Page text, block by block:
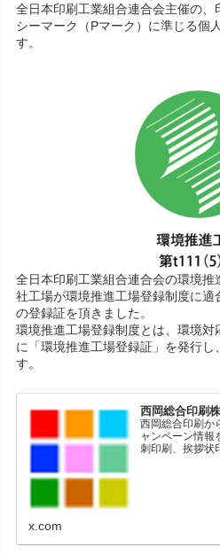
全日本印刷工業組合連合会主催の
シーマーク（Pマーク）に準じる個
す。
全日本印刷工業組合連合会の環境
社工場が環境推進工場登録制度に適
の登録証を頂きました。
環境推進工場登録制度とは、環境
に「環境推進工場登録証」を発行
す。
西岡総合印刷
西岡総合印刷か
ャンペーン情報
刺印刷、挨拶状
x.com